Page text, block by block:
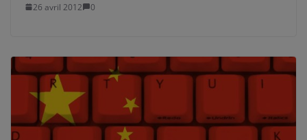
26 avril 2012 0